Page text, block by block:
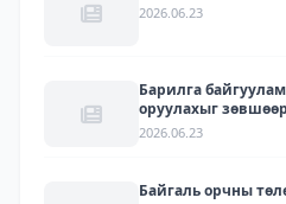
2026.06.23
Барилга
оруулахыг
2026.06.23
Байгаль орчны